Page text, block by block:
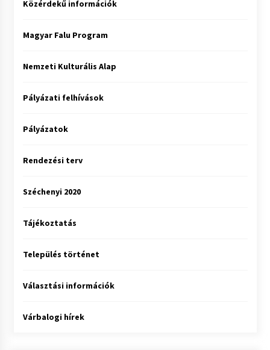
Közérdekű információk
Magyar Falu Program
Nemzeti Kulturális Alap
Pályázati felhívások
Pályázatok
Rendezési terv
Széchenyi 2020
Tájékoztatás
Település történet
Választási információk
Várbalogi hírek